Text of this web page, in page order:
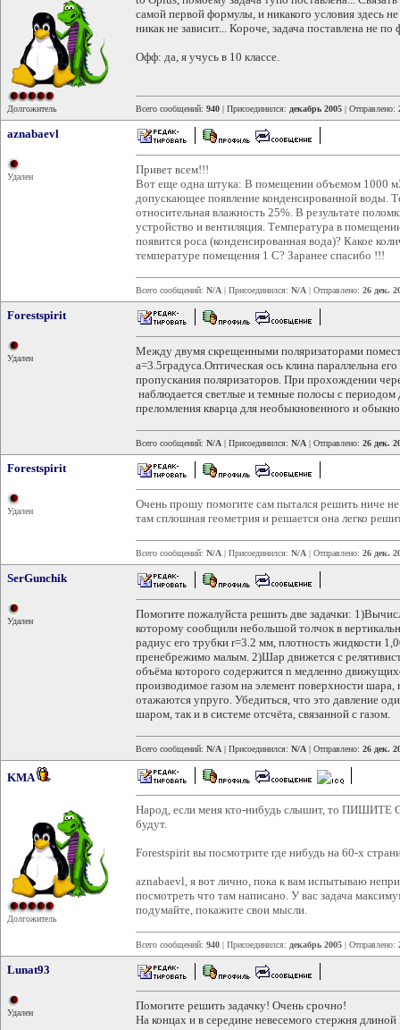
Долгожитель
самой первой формулы, и никакого условия здесь
никак не зависит... Короче, задача поставлена не по
Офф: да, я учусь в 10 классе.
Всего сообщений: 940 | Присоединился: декабрь 2005 | Отправлено:
aznabaevl
Удален
Привет всем!!!
Вот еще одна штука: В помещении объемом 1000
допускающее появление конденсированной воды.
относительная влажность 25%. В результате
устройство и вентиляция. Температура в
появится роса (конденсированная вода)? Какое
температуре помещения 1 С? Заранее спасибо !!!
Всего сообщений: N/A | Присоединился: N/A | Отправлено: 26 дек.
Forestspirit
Удален
Между двумя скрещенными поляризаторами
a=3.5градуса.Оптическая ось клина параллельна
пропускания поляризаторов. При прохождении
наблюдается светлые и темные полосы с периодом
преломления кварца для необыкновенного и
Всего сообщений: N/A | Присоединился: N/A | Отправлено: 26 дек.
Forestspirit
Удален
Очень прошу помогите сам пытался решить ниче
там сплошная геометрия и решается она легко
Всего сообщений: N/A | Присоединился: N/A | Отправлено: 26 дек.
SerGunchik
Удален
Помогите пожалуйста решить две задачки:
которому сообщили небольшой толчок в
радиус его трубки r=3.2 мм, плотность жидкости
пренебрежимо малым. 2)Шар движется с
объёма которого содержится n медленно
производимое газом на элемент поверхности
отажаются упруго. Убедиться, что это давление
шаром, так и в системе отсчёта, связанной с газом.
Всего сообщений: N/A | Присоединился: N/A | Отправлено: 26 дек.
KMA
Долгожитель
Народ, если меня кто-нибудь слышит, то
будут.
Forestspirit вы посмотрите где нибудь на 60-х
aznabaevl, я вот лично, пока к вам испытываю
посмотреть что там написано. У вас задача
подумайте, покажите свои мысли.
Всего сообщений: 940 | Присоединился: декабрь 2005 | Отправлено:
Lunat93
Удален
Помогите решить задачку! Очень срочно!
На концах и в середине невесемого стержня